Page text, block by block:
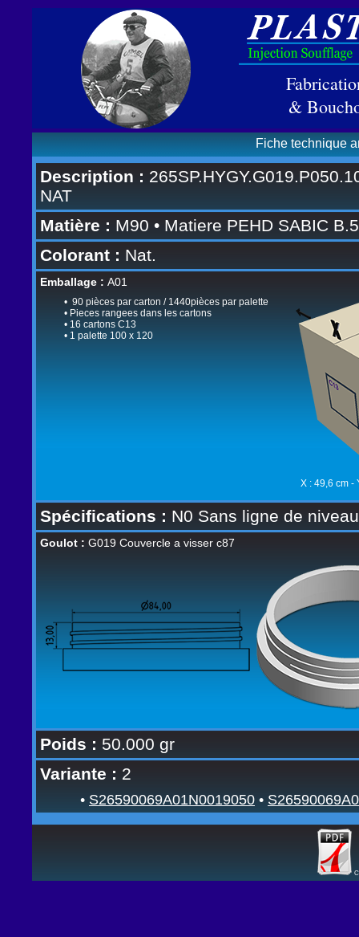
&
Fiche technique
Description :
NAT
Matière : M90 • Matiere PEHD SABIC
Colorant : Nat.
Emballage : A01
• 90 pièces par carton / 1440pièces par palette
• Pieces rangees dans les cartons
• 16 cartons C13
• 1 palette 100 x 120
X : 49,6 cm -
Spécifications : N0 Sans ligne de
Goulot : G019 Couvercle a visser c87
Poids : 50.000 gr
Variante : 2
• S26590069A01N0019050 •